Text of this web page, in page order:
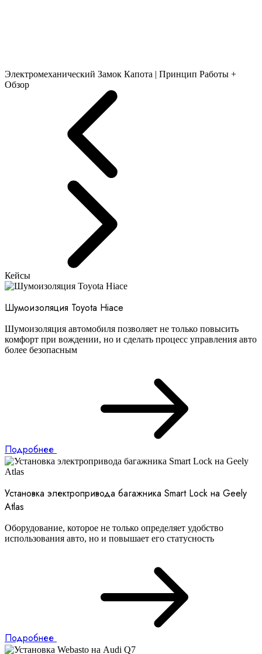
Электромеханический Замок Капота | Принцип Работы +
Обзор
Кейсы
Шумоизоляция Toyota Hiace
Шумоизоляция автомобиля позволяет не только повысить
комфорт при вождении, но и сделать процесс управления авто
более безопасным
Подробнее
Установка электропривода багажника Smart Lock на Geely
Atlas
Оборудование, которое не только определяет удобство
использования авто, но и повышает его статусность
Подробнее